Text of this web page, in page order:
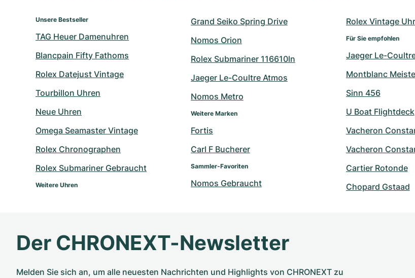
Unsere Bestseller
TAG Heuer Damenuhren
Blancpain Fifty Fathoms
Rolex Datejust Vintage
Tourbillon Uhren
Neue Uhren
Omega Seamaster Vintage
Rolex Chronographen
Rolex Submariner Gebraucht
Weitere Uhren
Grand Seiko Spring Drive
Nomos Orion
Rolex Submariner 116610ln
Jaeger Le-Coultre Atmos
Nomos Metro
Weitere Marken
Fortis
Carl F Bucherer
Sammler-Favoriten
Nomos Gebraucht
Rolex Vintage
Für Sie empfohlen
Jaeger Le-
Montblanc
Sinn 456
U Boat Flightdeck
Vacheron
Vacheron
Cartier Rotonde
Chopard Gstaad
Der CHRONEXT-Newsletter
Melden Sie sich an, um alle neuesten Nachrichten und Highlights von CHRONEXT zu